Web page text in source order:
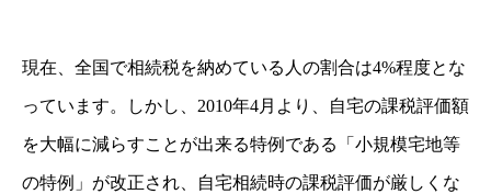
現在、全国で相続税を納めている人の割合は4%程度とな
っています。しかし、2010年4月より、自宅の課税評価額
を大幅に減らすことが出来る特例である「小規模宅地等
の特例」が改正され、自宅相続時の課税評価が厳しくな